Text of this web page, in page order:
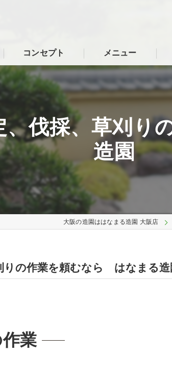
コンセプト メニュー
、伐採、草刈
造園
大阪の造園ははなまる造園 大阪店
りの作業を頼むなら はなまる造
業